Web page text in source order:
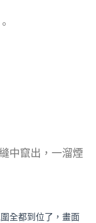
中竄出，一溜煙
全都到位了，畫面